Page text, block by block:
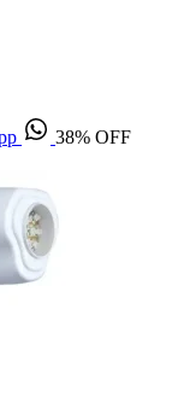
38% OFF